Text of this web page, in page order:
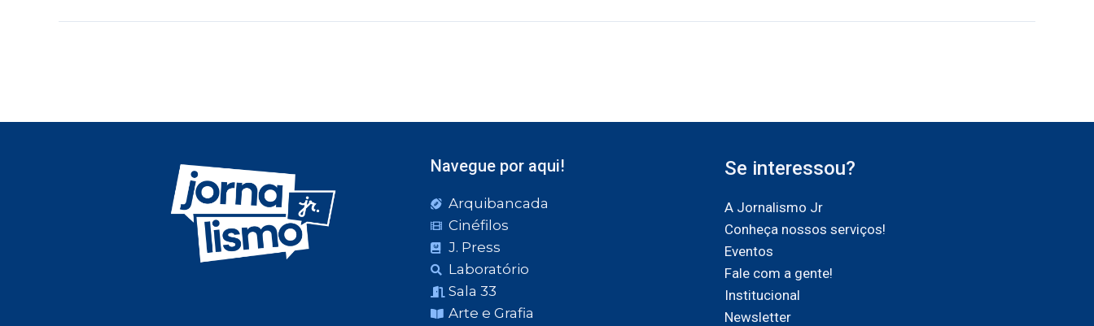
Navegue por aqui!
Arquibancada
Cinéfilos
J. Press
Laboratório
Sala 33
Arte e Grafia
Se interessou?
A Jornalismo Jr
Conheça nossos serviços!
Eventos
Fale com a gente!
Institucional
Newsletter